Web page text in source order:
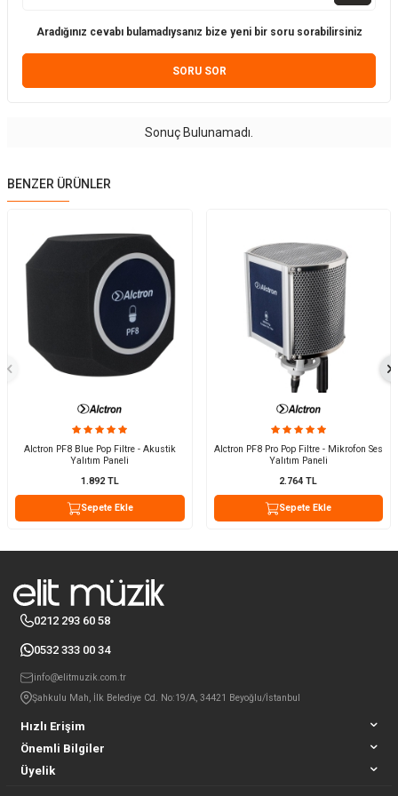
Aradığınız cevabı bulamadıysanız bize yeni bir soru sorabilirsiniz
SORU SOR
Sonuç Bulunamadı.
BENZER ÜRÜNLER
Alctron PF8 Blue Pop Filtre - Akustik
Yalıtım Paneli
1.892TL
Sepete Ekle
Alctron PF8 Pro Pop Filtre - Mikrofon Ses
Yalıtım Paneli
2.764 TL
Sepete Ekle
Hızlı Erişim
Önemli Bilgiler
Üyelik
0212 293 60 58
0532 333 00 34
info@elitmuzik.com.tr
Şahkulu Mah, İlk Belediye Cd. No:19/A, 34421 Beyoğlu/İstanbul